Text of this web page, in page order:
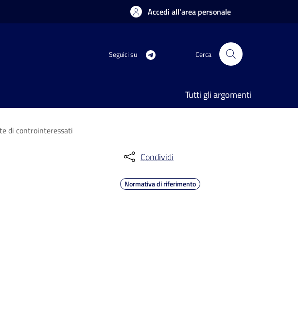
Accedi all'area personale
Seguici su Cerca
Tutti gli argomenti
di controinteressati
Condividi
Normativa di riferimento